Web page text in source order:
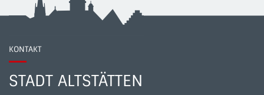
KONTAKT
STADT ALTSTÄTTEN